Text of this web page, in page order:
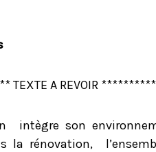
A REVOIR
intègre son
la rénovation,